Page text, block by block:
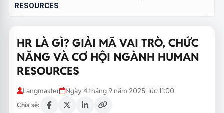
RESOURCES
HR LÀ GÌ? GIẢI MÃ VAI TRÒ, CHỨC
NĂNG VÀ CƠ HỘI NGÀNH HUMAN
RESOURCES
Langmaster Ngày 4 tháng 9 năm 2025, lúc 11:00
Chia sẻ: